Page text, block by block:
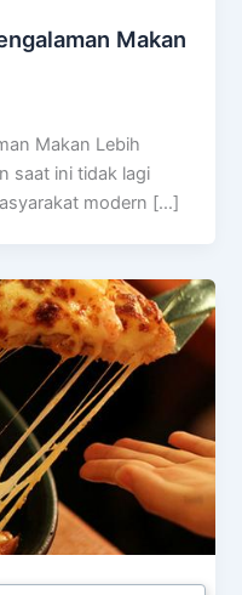
Makan
Makan Lebih
saat ini tidak lagi
modern […]